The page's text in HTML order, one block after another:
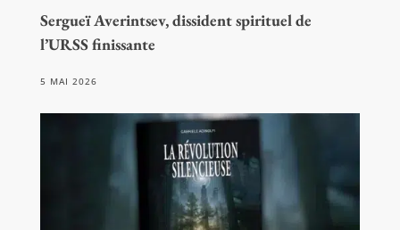
Sergueï Averintsev, dissident spirituel de
l’URSS finissante
5 MAI 2026